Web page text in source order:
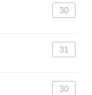
30
31
30